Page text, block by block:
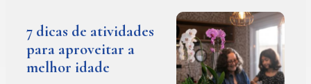
7 dicas de atividades
para aproveitar a
melhor idade